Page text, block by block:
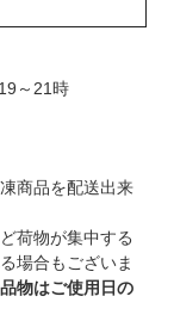
～21時
商品を配送出来
荷物が集中する
場合もございま
物はご使用日の